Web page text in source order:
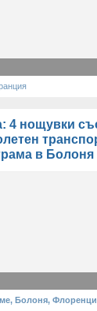
4 нощувки
в
Болоня,